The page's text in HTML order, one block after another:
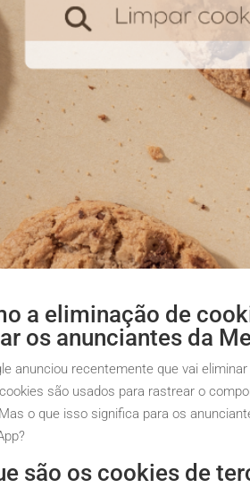
a eliminação de
os anunciantes da
anunciou recentemente que vai
são usados para rastrear o
o que isso significa para os
são os cookies de